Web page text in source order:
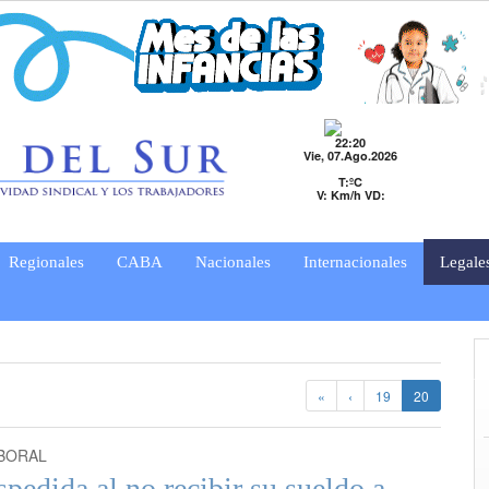
22:20
Vie, 07.Ago.2026
T:ºC
V: Km/h VD:
Regionales CABA Nacionales Internacionales
« ‹ 19 20